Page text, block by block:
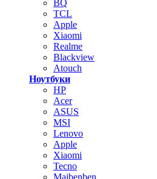
BQ
TCL
Apple
Xiaomi
Realme
Blackview
Atouch
Ноутбуки
HP
Acer
ASUS
MSI
Lenovo
Apple
Xiaomi
Tecno
Maibenben